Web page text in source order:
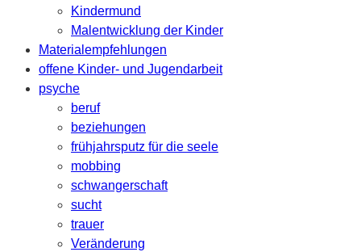
Kindermund
Malentwicklung der Kinder
Materialempfehlungen
offene Kinder- und Jugendarbeit
psyche
beruf
beziehungen
frühjahrsputz für die seele
mobbing
schwangerschaft
sucht
trauer
Veränderung